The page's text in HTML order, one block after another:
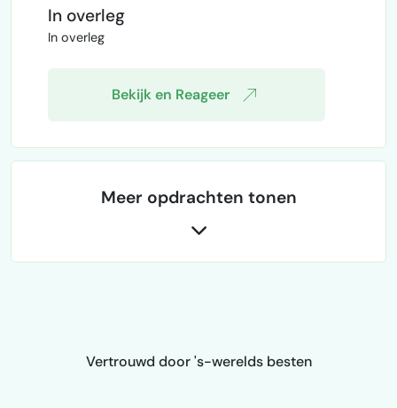
doelgroeponderzoek. Het bedrijf wil een
nieuwe doelgroep aanboren. De huidige
Analyse van de huidige situatie Onderzoek
In overleg
In overleg
Bekijk en Reageer
Meer opdrachten tonen
Vertrouwd door 's-werelds besten